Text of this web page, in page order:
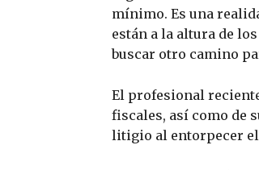
mínimo. Es una
están a la altura de
buscar otro camino
El profesional
fiscales, así como de
litigio al entorpecer